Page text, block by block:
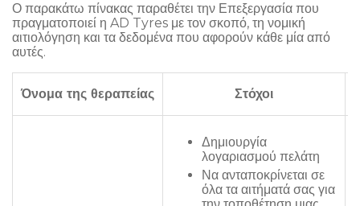
Ο παρακάτω πίνακας παραθέτει την Επεξεργασία που
πραγματοποιεί η AD Tyres με τον σκοπό, τη νομική
αιτιολόγηση και τα δεδομένα που αφορούν κάθε μία από
αυτές.
Όνομα της θεραπείας Στόχοι
Δημιουργία
λογαριασμού πελάτη
Να ανταποκρίνεται σε
όλα τα αιτήματά σας για